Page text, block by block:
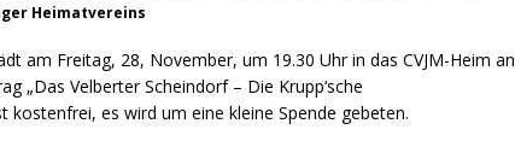
Heimatvereins
am Freitag, 28, November, um 19.30 Uhr in das CVJM-Heim an
„Das Velberter Scheindorf – Die Krupp‘sche
kostenfrei, es wird um eine kleine Spende gebeten.